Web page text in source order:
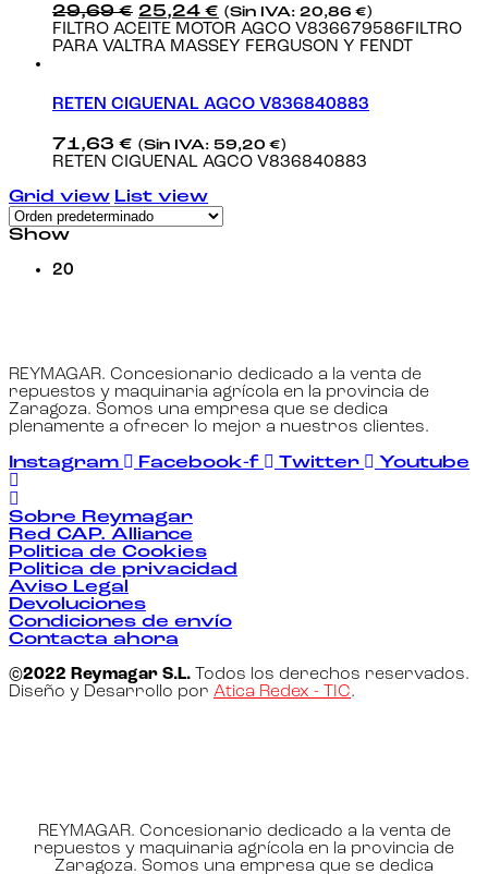
29,69€ El
precio
original
25,24 € El
precio
actual
(Sin IVA: 20,86 €)
FILTRO ACEITE MOTOR AGCO V836679586FILTRO
PARA VALTRA MASSEY FERGUSON Y FENDT
RETEN CIGUENAL AGCO V836840883
71,63 € (Sin IVA: 59,20 €)
RETEN CIGUENAL AGCO V836840883
Grid view List view
Show
20
REYMAGAR. Concesionario dedicado a la venta de
repuestos y maquinaria agrícola en la provincia de
Zaragoza. Somos una empresa que se dedica
plenamente a ofrecer lo mejor a nuestros clientes.
Instagram Facebook-f Twitter Youtube
Sobre Reymagar
Red CAP. Alliance
Politica de Cookies
Politica de privacidad
Aviso Legal
Devoluciones
Condiciones de envío
Contacta ahora
©2022 Reymagar S.L. Todos los derechos reservados.
Diseño y Desarrollo por Atica Redex - TIC.
REYMAGAR. Concesionario dedicado a la venta de
repuestos y maquinaria agrícola en la provincia de
Zaragoza. Somos una empresa que se dedica